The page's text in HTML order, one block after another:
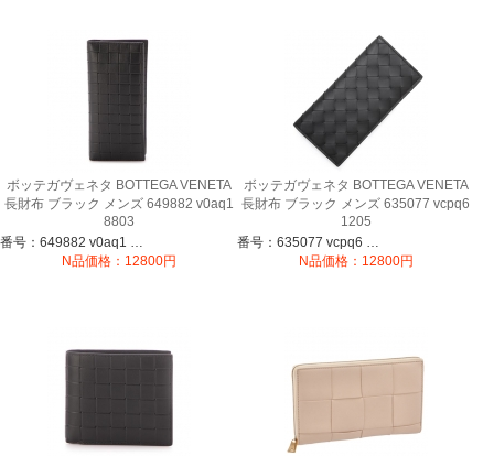
ボッテガヴェネタ BOTTEGA VENETA
長財布 ブラック メンズ 649882 v0aq1
8803
番号：649882 v0aq1 8803
N品価格：12800円
ボッテガヴェネタ BOTTEGA VENETA
長財布 ブラック メンズ 635077 vcpq6
1205
番号：635077 vcpq6 1205
N品価格：12800円